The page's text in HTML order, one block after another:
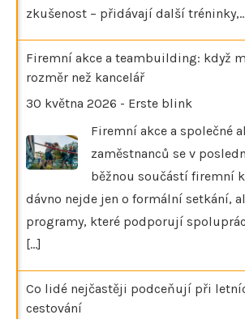
zkušenost – přidávají další
Firemní akce a teambuilding: když
rozměr než kancelář
30 května 2026 - Erste blink
Firemní akce a společné
zaměstnanců se v
běžnou součástí firemní
dávno nejde jen o formální setkání,
programy, které podporují
[...]
Co lidé nejčastěji podceňují při
cestování